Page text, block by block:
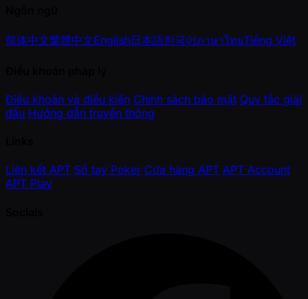
简体中文繁體中文English日本語한국어ภาษาไทยTiếng Việt
Điều khoản và điều kiện Chính sách bảo mật Quy tắc giải
đấu Hướng dẫn truyền thông
Liên kết APT Sổ tay Poker Cửa hàng APT APT Account
APT Play